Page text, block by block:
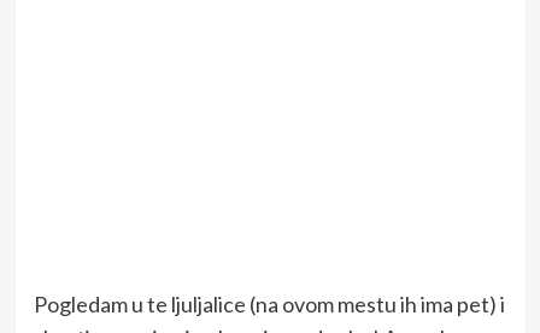
Pogledam u te ljuljalice (na ovom mestu ih ima pet) i